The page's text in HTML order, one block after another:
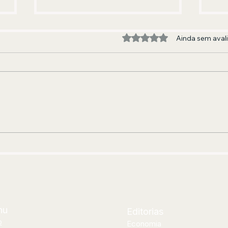
Avaliado com 0 de 5
Ainda sem